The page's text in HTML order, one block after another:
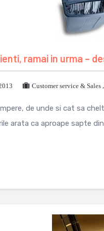
ramai in urma –
Customer service & Sales ,
de unde si cat sa
arata ca aproape sapte